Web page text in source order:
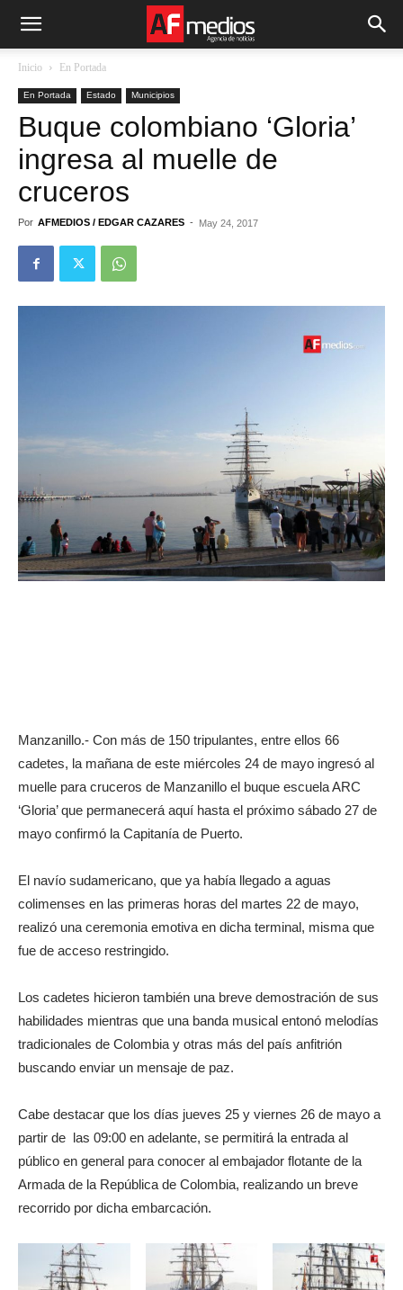
Inicio En Portada
En Portada Estado Municipios
Buque colombiano ‘Gloria’
ingresa al muelle de
cruceros
Por AFMEDIOS / EDGAR CAZARES - May 24, 2017
Manzanillo.- Con más de 150 tripulantes, entre ellos 66
cadetes, la mañana de este miércoles 24 de mayo ingresó al
muelle para cruceros de Manzanillo el buque escuela ARC
‘Gloria’ que permanecerá aquí hasta el próximo sábado 27 de
mayo confirmó la Capitanía de Puerto.
El navío sudamericano, que ya había llegado a aguas
colimenses en las primeras horas del martes 22 de mayo,
realizó una ceremonia emotiva en dicha terminal, misma que
fue de acceso restringido.
Los cadetes hicieron también una breve demostración de sus
habilidades mientras que una banda musical entonó melodías
tradicionales de Colombia y otras más del país anfitrión
buscando enviar un mensaje de paz.
Cabe destacar que los días jueves 25 y viernes 26 de mayo a
partir de las 09:00 en adelante, se permitirá la entrada al
público en general para conocer al embajador flotante de la
Armada de la República de Colombia, realizando un breve
recorrido por dicha embarcación.